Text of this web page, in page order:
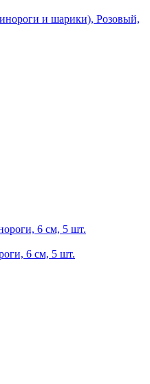
и шарики), Розовый,
6 см, 5 шт.